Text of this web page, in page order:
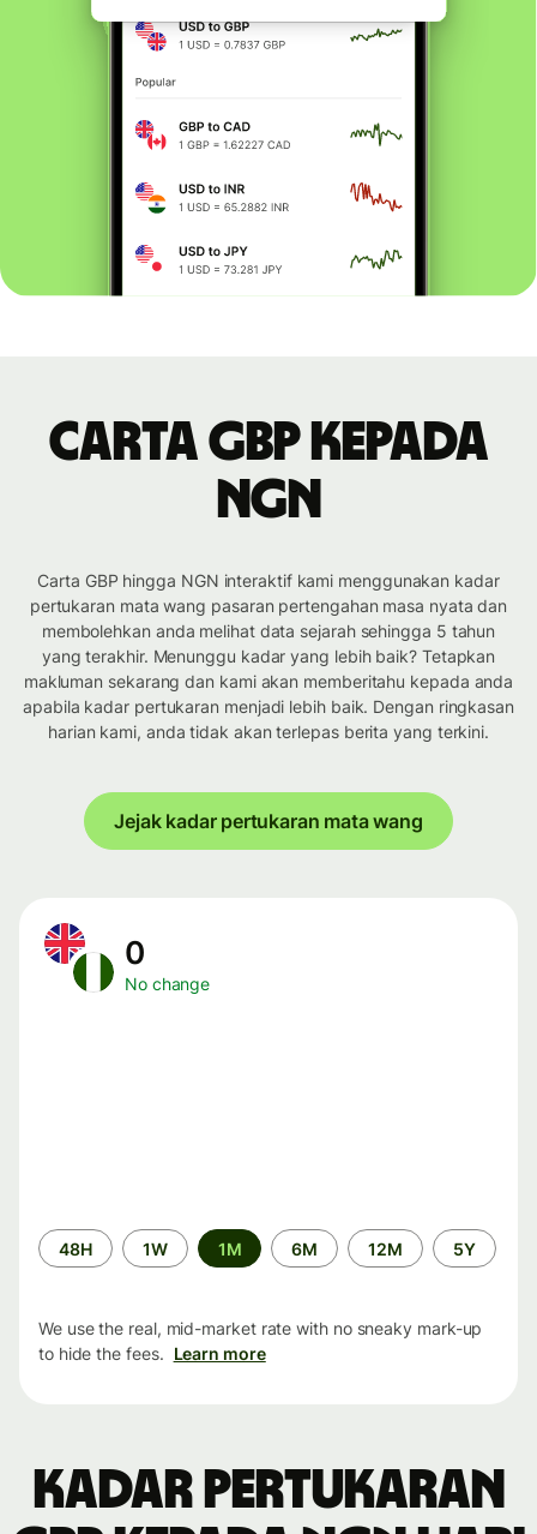
Carta GBP kepada
NGN
Carta GBP hingga NGN interaktif kami menggunakan kadar
pertukaran mata wang pasaran pertengahan masa nyata dan
membolehkan anda melihat data sejarah sehingga 5 tahun
yang terakhir. Menunggu kadar yang lebih baik? Tetapkan
makluman sekarang dan kami akan memberitahu kepada anda
apabila kadar pertukaran menjadi lebih baik. Dengan ringkasan
harian kami, anda tidak akan terlepas berita yang terkini.
Jejak kadar pertukaran mata wang
0
No change
Time
period
48H 1W 1M 6M 12M 5Y
We use the real, mid-market rate with no sneaky mark-up
to hide the fees. Learn more
Kadar pertukaran